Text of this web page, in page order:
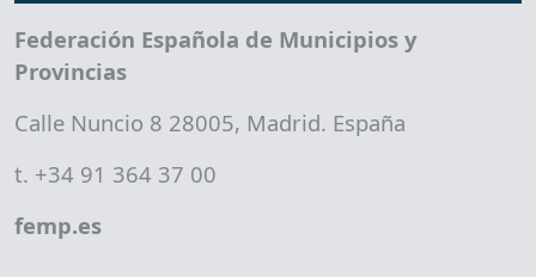
Federación Española de Municipios y
Provincias
Calle Nuncio 8 28005, Madrid. España
t. +34 91 364 37 00
femp.es